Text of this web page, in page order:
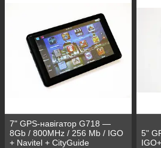
7" GPS-навігатор G718 —
8Gb / 800MHz / 256 Mb / IGO
+ Navitel + CityGuide
5"